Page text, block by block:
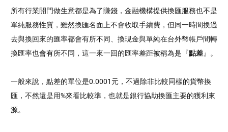
所有行業開門做生意都是為了賺錢，金融機構提供換匯服務也不是
單純服務性質，雖然換匯名面上不會收取手續費，但同一時間換過
去與換回來的匯率都會有所不同、換現金與單純在台外幣帳戶間轉
換匯率也會有所不同，這一來一回的匯率差距被稱為是『點差』。
一般來說，點差的單位是0.0001元，不過除非比較同樣的貨幣換
匯，不然還是用%來看比較準，也就是銀行協助換匯主要的獲利來
源。